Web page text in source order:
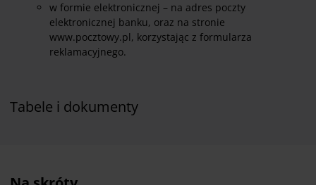
w formie elektronicznej – na adres poczty
elektronicznej banku, oraz na stronie
www.pocztowy.pl, korzystając z formularza
reklamacyjnego.
Tabele i dokumenty